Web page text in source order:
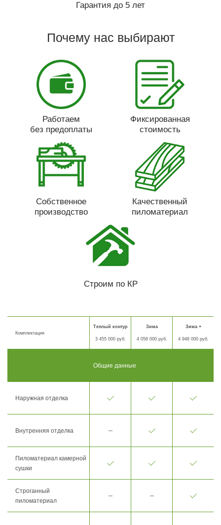
Гарантия до 5 лет
Почему нас выбирают
Работаем
без предоплаты
Фиксированная
стоимость
Собственное
производство
Качественный
пиломатериал
Строим по КР
Комплектация
Теплый контур
3 455 000 руб.
Зима
4 058 000 руб.
Зима +
4 948 000 руб.
Общие данные
Наружная отделка
Внутренняя отделка
Пиломатериал камерной
сушки
Строганный
пиломатериал